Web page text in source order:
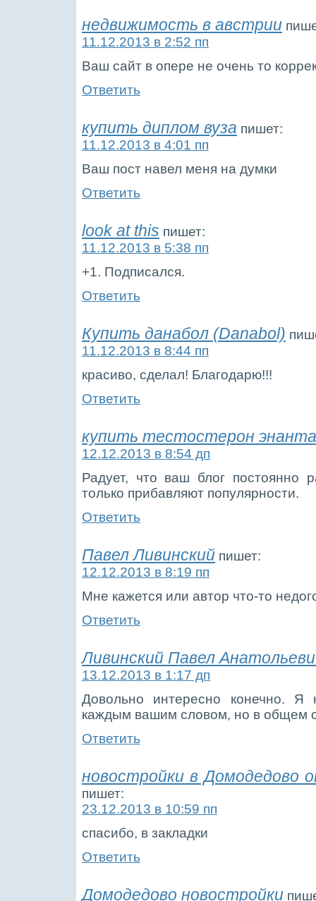
недвижимость в австрии
11.12.2013 в 2:52 пп
Ваш сайт в опере не очень то
Ответить
купить диплом вуза пишет:
11.12.2013 в 4:01 пп
Ваш пост навел меня на думки
Ответить
look at this пишет:
11.12.2013 в 5:38 пп
+1. Подписался.
Ответить
Купить данабол (Danabol)
11.12.2013 в 8:44 пп
красиво, сделал! Благодарю!!!
Ответить
купить тестостерон
12.12.2013 в 8:54 дп
Радует, что ваш блог постоянно
только прибавляют популярности.
Ответить
Павел Ливинский пишет:
12.12.2013 в 8:19 пп
Мне кажется или автор что-то
Ответить
Ливинский Павел
13.12.2013 в 1:17 дп
Довольно интересно конечно. Я
каждым вашим словом, но в общем
Ответить
новостройки в Домодедово
пишет:
23.12.2013 в 10:59 пп
спасибо, в закладки
Ответить
Домодедово новостройки